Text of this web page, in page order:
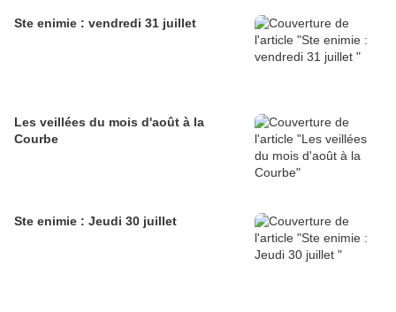
Ste enimie : vendredi 31 juillet
Les veillées du mois d'août à la
Courbe
Ste enimie : Jeudi 30 juillet